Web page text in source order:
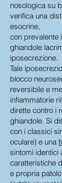
nosologica su
verifica una
esocrine,
con prevalente
ghiandole
iposecrezione.
Tale
blocco
reversibile e
infiammatorie
dirette contro i
ghiandole. Si
con i classici
oculare) e una
sintomi identici
caratteristiche
e propria